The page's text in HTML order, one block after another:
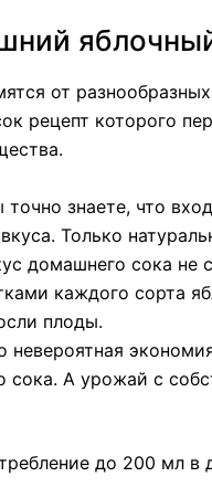
от
рецепт которого
знаете, что
Только
домашнего сока
каждого сорта
плоды.
невероятная
сока. А урожай с
до 200 мл